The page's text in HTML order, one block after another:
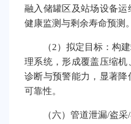
融入储罐区及站场设备
健康监测与剩余寿命预测。
（2）拟定目标：构
理系统，形成覆盖压缩
诊断与预警能力，显著
可靠性。
（六）管道泄漏/盗